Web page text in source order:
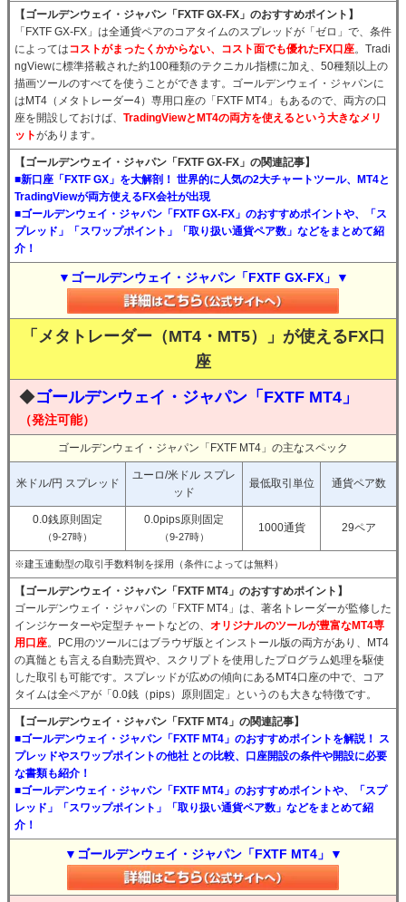
【ゴールデンウェイ・ジャパン「FXTF GX-FX」のおすすめポイント】
「FXTF GX-FX」は全通貨ペアのコアタイムのスプレッドが「ゼロ」で、条件
によってはコストがまったくかからない、コスト面でも優れたFX口座。Tradi
ngViewに標準搭載された約100種類のテクニカル指標に加え、50種類以上の
描画ツールのすべてを使うことができます。ゴールデンウェイ・ジャパンに
はMT4（メタトレーダー4）専用口座の「FXTF MT4」もあるので、両方の口
座を開設しておけば、 TradingViewとMT4の両方を使えるという大きなメリ
ットがあります。
【ゴールデンウェイ・ジャパン「FXTF GX-FX」の関連記事】
■新口座「FXTF GX」を大解剖！ 世界的に人気の2大チャートツール、MT4と
TradingViewが両方使えるFX会社が出現
■ゴールデンウェイ・ジャパン「FXTF GX-FX」のおすすめポイントや、「ス
プレッド」「スワップポイント」「取り扱い通貨ペア数」などをまとめて紹
介！
▼ゴールデンウェイ・ジャパン「FXTF GX-FX」▼
「メタトレーダー（MT4・MT5）」が使えるFX口
座
◆ゴールデンウェイ・ジャパン「FXTF MT4」
（発注可能）
ゴールデンウェイ・ジャパン「FXTF MT4」の主なスペック
米ドル/円 スプレッド
ユーロ/米ドル スプレ
ッド
最低取引単位 通貨ペア数
0.0銭原則固定
（9-27時）
0.0pips原則固定
（9-27時）
1000通貨 29ペア
※建玉連動型の取引手数料制を採用（条件によっては無料）
【ゴールデンウェイ・ジャパン「FXTF MT4」のおすすめポイント】
ゴールデンウェイ・ジャパンの「FXTF MT4」は、著名トレーダーが監修した
インジケーターや定型チャートなどの、 オリジナルのツールが豊富なMT4専
用口座。PC用のツールにはブラウザ版とインストール版の両方があり、MT4
の真髄とも言える自動売買や、スクリプトを使用したプログラム処理を駆使
した取引も可能です。スプレッドが広めの傾向にあるMT4口座の中で、コア
タイムは全ペアが「0.0銭（pips）原則固定」というのも大きな特徴です。
【ゴールデンウェイ・ジャパン「FXTF MT4」の関連記事】
■ゴールデンウェイ・ジャパン「FXTF MT4」のおすすめポイントを解説！ ス
プレッドやスワップポイントの他社 との比較、口座開設の条件や開設に必要
な書類も紹介！
■ゴールデンウェイ・ジャパン「FXTF MT4」のおすすめポイントや、「スプ
レッド」「スワップポイント」「取り扱い通貨ペア数」などをまとめて紹
介！
▼ゴールデンウェイ・ジャパン「FXTF MT4」▼